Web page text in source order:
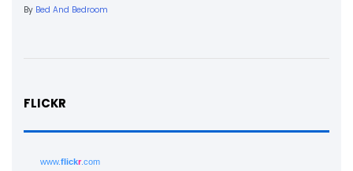
By Bed And Bedroom
FLICKR
www.flickr.com